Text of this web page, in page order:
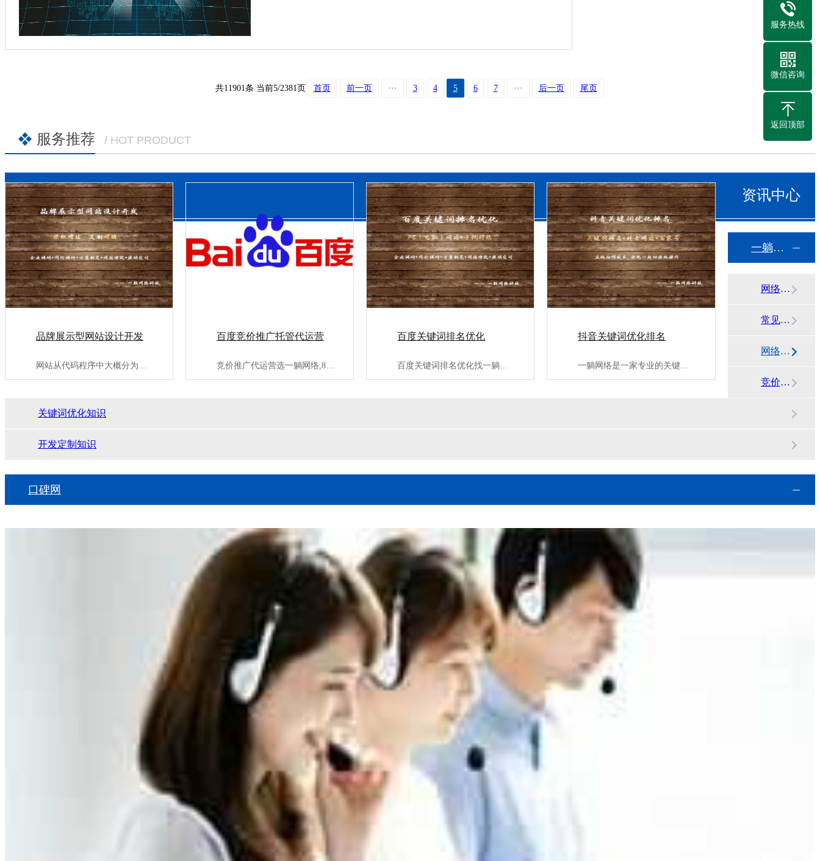
共11901条 当前5/2381页 首页 前一页 ··· 3 4 5 6 7 ··· 后一页 尾页
服务推荐 / HOT PRODUCT
品牌展示型网站设计开发 百度竞价推广托管代运营 百度关键词排名优化 抖音关键词优化排名
资讯中心
一躺网络知识中心
网络平台动态
常见问答
网络代运营资讯
竞价运营知识
关键词优化知识
开发定制知识
口碑网
服务热线
微信咨询
返回顶部